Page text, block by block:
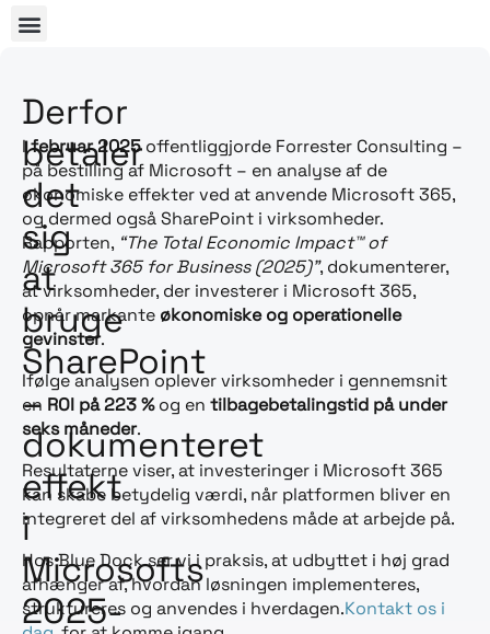
Derfor
betaler
det
sig
at
bruge
SharePoint
–
dokumenteret
effekt
i
Microsofts
2025-
Ifebruar 2025offentliggjorde Forrester Consulting –
på bestilling af Microsoft – en analyse af de
økonomiske effekter ved at anvende Microsoft 365,
og dermed også SharePoint i virksomheder.
Rapporten, “The Total Economic Impact™ of
Microsoft 365 for Business (2025)”, dokumenterer,
at virksomheder, der investerer i Microsoft 365,
opnår markante økonomiske og operationelle
gevinster.
Ifølge analysen oplever virksomheder i gennemsnit
en ROI på 223 %og en tilbagebetalingstid på under
seks måneder.
Resultaterne viser, at investeringer i Microsoft 365
kan skabe betydelig værdi, når platformen bliver en
integreret del af virksomhedens måde at arbejde på.
Hos Blue Dock ser vi i praksis, at udbyttet i høj grad
afhænger af, hvordan løsningen implementeres,
struktureres og anvendes i hverdagen.Kontakt os i